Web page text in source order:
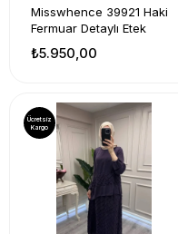
Misswhence 39921 Haki
Fermuar Detaylı Etek
₺5.950,00
Ücretsiz
Kargo